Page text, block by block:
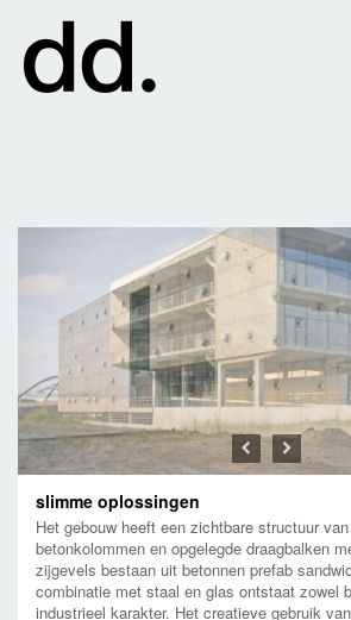
Previous
Next
slimme oplossingen
Het gebouw heeft een zichtbare structuur
betonkolommen en opgelegde draagbalken
zijgevels bestaan uit betonnen prefab
combinatie met staal en glas ontstaat zowel
industrieel karakter. Het creatieve gebruik